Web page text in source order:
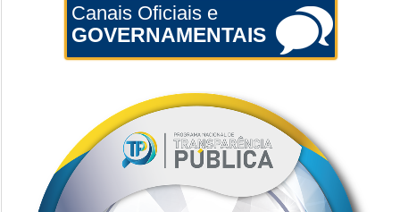
Canais Oficiais e
GOVERNAMENTAIS